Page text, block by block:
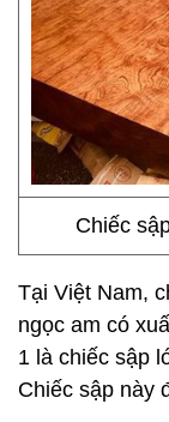
Chiếc
Tại Việt Nam,
ngọc am có
1 là chiếc sập
Chiếc sập này